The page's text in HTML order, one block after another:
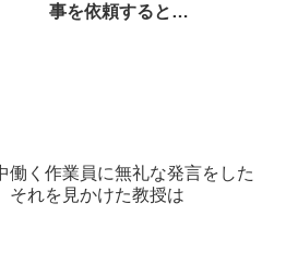
事を依頼すると…
働く作業員に無礼な発言をした
それを見かけた教授は